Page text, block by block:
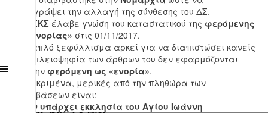
Off Canvas
καταγράψει την αλλαγή της σύνθεσης του ΔΣ.
ΟΕΣΚΣ έλαβε γνώση του καταστατικού της φερόμενης
ως «ενορίας» στις 01/11/2017.
Ένα απλό ξεφύλλισμα αρκεί για να διαπιστώσει κανείς
ότι η πλειοψηφία των άρθρων του δεν εφαρμόζονται
από την φερόμενη ως «ενορία».
Συγκεκριμένα, μερικές από την πληθώρα των
παραβάσεων είναι:
1. Δεν υπάρχει εκκλησία του Αγίου Ιωάννη